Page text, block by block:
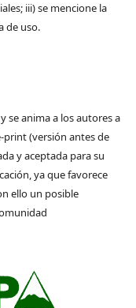
iii) se mencione la
de uso.
se anima a los autores a
(versión antes de
y aceptada para su
ya que favorece
ello un posible